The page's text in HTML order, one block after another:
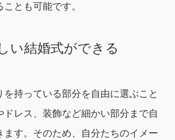
とも可能です。
い結婚式ができる
を持っている部分を自由に選ぶこと
ドレス、装飾など細かい部分まで自
ます。そのため、自分たちのイメー